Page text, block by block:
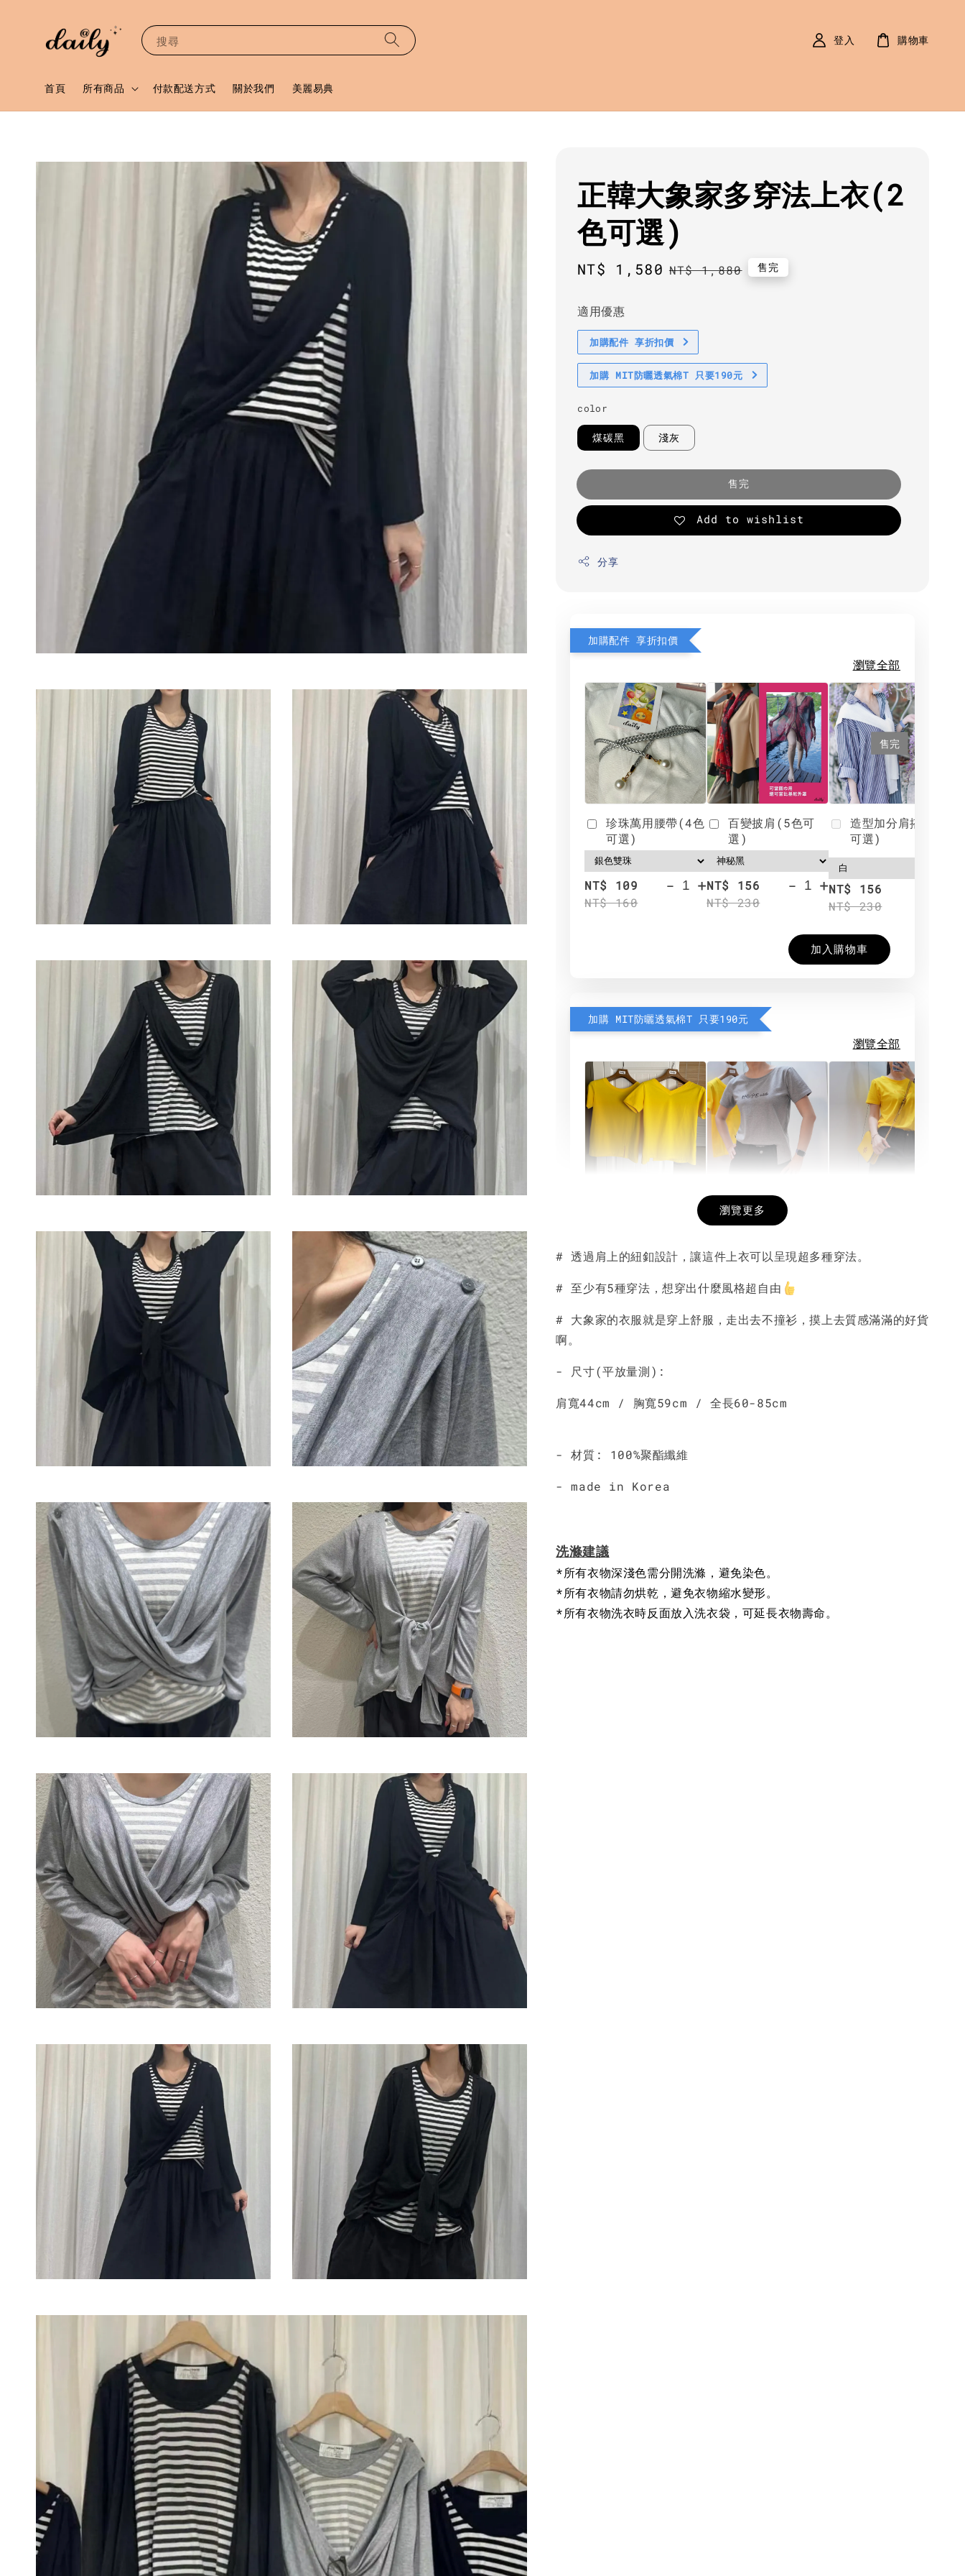
搜尋
首頁 所有商品 付款配送方式 關於我們 美麗易典
登入 購物車
正韓大象家多穿法上衣(2
色可選)
Sale
NT$ 1,580 Regular
NT$ 1,880 售完
適用優惠
加購配件 享折扣價
加購 MIT防曬透氣棉T 只要190元
color
煤碳黑 淺灰
售完
Add to wishlist
分享
加購配件 享折扣價
瀏覽全部
珍珠萬用腰帶(4色
可選)
NT$ 109
NT$ 160
- +
百變披肩(5色可
選)
NT$ 156
NT$ 230
- +
售完
造型加分肩搭(4色
可選)
NT$ 156
NT$ 230
加入購物車
加購 MIT防曬透氣棉T 只要190元
瀏覽全部
NT$ 190
NT$ 450
- +
希望相隨雙面T
NT$ 190
NT$ 450
- +NT$ 190
加入購物車
瀏覽更多
# 透過肩上的紐釦設計，讓這件上衣可以呈現超多種穿法。
# 至少有5種穿法，想穿出什麼風格超自由
# 大象家的衣服就是穿上舒服，走出去不撞衫，摸上去質感滿滿的好貨
啊。
- 尺寸(平放量測):
肩寬44cm / 胸寬59cm / 全長60-85cm
- 材質: 100%聚酯纖維
- made in Korea
洗滌建議
*所有衣物深淺色需分開洗滌，避免染色。
*所有衣物請勿烘乾，避免衣物縮水變形。
*所有衣物洗衣時反面放入洗衣袋，可延長衣物壽命。